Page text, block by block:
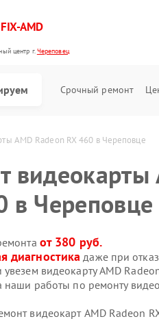
FIX-AMD
центр г.Череповец
Срочный ремонт
AMD Radeon RX 460 в Череповце
видеокарты
в Череповце
от 380 руб.
диагностика даже при
видеокарту AMD
наши работы по ремонту
видеокарт AMD Radeon